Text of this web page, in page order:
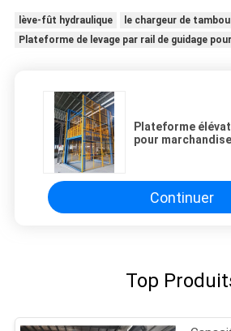
lève-fût hydraulique
le chargeur de
Plateforme de levage par rail de guidage
Plateforme
pour
Continuer
Top